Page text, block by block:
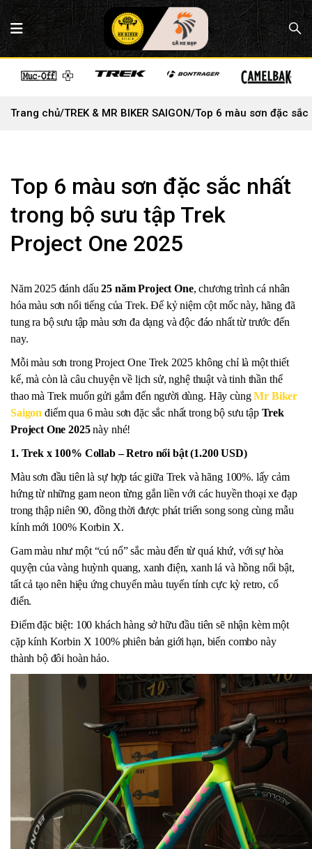
Trang chủ/TREK & MR BIKER SAIGON/Top 6 màu sơn đặc
Top 6 màu sơn đặc sắc nhất
trong bộ sưu tập Trek
Project One 2025
Năm 2025 đánh dấu25 năm Project One, chương trình cá nhân
hóa màu sơn nổi tiếng của Trek. Để kỷ niệm cột mốc này, hãng đã
tung ra bộ sưu tập màu sơn đa dạng và độc đáo nhất từ trước đến
nay.
Mỗi màu sơn trong Project One Trek 2025 không chỉ là một thiết
kế, mà còn là câu chuyện về lịch sử, nghệ thuật và tinh thần thể
thao mà Trek muốn gửi gắm đến người dùng. Hãy cùng Mr Biker
Saigon điểm qua 6 màu sơn đặc sắc nhất trong bộ sưu tập Trek
Project One 2025này nhé!
1. Trek x 100% Collab – Retro nổi bật (1.200 USD)
Màu sơn đầu tiên là sự hợp tác giữa Trek và hãng 100%. lấy cảm
hứng từ những gam neon từng gắn liền với các huyền thoại xe đạp
trong thập niên 90, đồng thời được phát triển song song cùng mẫu
kính mới 100% Korbin X.
Gam màu như một “cú nổ” sắc màu đến từ quá khứ, với sự hòa
quyện của vàng huỳnh quang, xanh điện, xanh lá và hồng nổi bật,
tất cả tạo nên hiệu ứng chuyển màu tuyến tính cực kỳ retro, cổ
điển.
Điểm đặc biệt: 100 khách hàng sở hữu đầu tiên sẽ nhận kèm một
cặp kính Korbin X 100% phiên bản giới hạn, biến combo này
thành bộ đôi hoàn hảo.